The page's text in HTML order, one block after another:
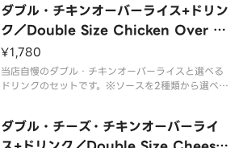
など複数のスパイスのピリ辛ソース
ダブル・チキンオーバーライス+ドリン
ク／Double Size Chicken Over Ri
ce with Drink
¥1,780
当店自慢のダブル・チキンオーバーライスと選べる
ドリンクのセットです。※ソースを2種類から選べま
など複数のスパイスのピリ辛ソース
ダブル・チーズ・チキンオーバーライ